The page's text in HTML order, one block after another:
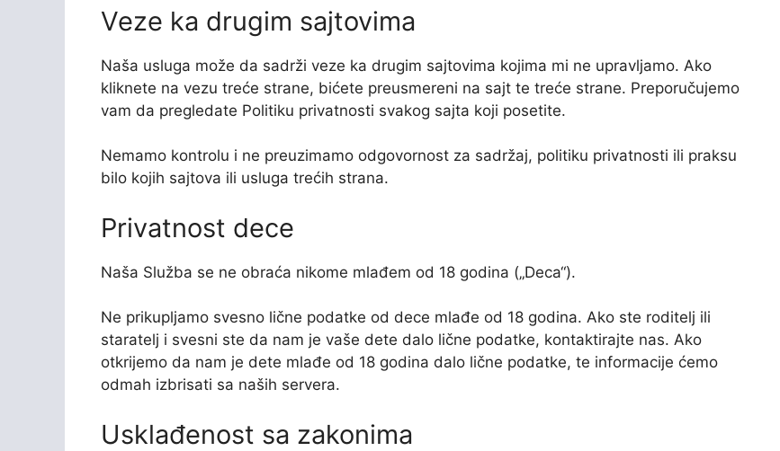
Veze ka drugim sajtovima
Naša usluga može da sadrži veze ka drugim sajtovima kojima mi ne upravljamo. Ako
kliknete na vezu treće strane, bićete preusmereni na sajt te treće strane. Preporučujemo
vam da pregledate Politiku privatnosti svakog sajta koji posetite.
Nemamo kontrolu i ne preuzimamo odgovornost za sadržaj, politiku privatnosti ili praksu
bilo kojih sajtova ili usluga trećih strana.
Privatnost dece
Naša Služba se ne obraća nikome mlađem od 18 godina („Deca“).
Ne prikupljamo svesno lične podatke od dece mlađe od 18 godina. Ako ste roditelj ili
staratelj i svesni ste da nam je vaše dete dalo lične podatke, kontaktirajte nas. Ako
otkrijemo da nam je dete mlađe od 18 godina dalo lične podatke, te informacije ćemo
odmah izbrisati sa naših servera.
Usklađenost sa zakonima